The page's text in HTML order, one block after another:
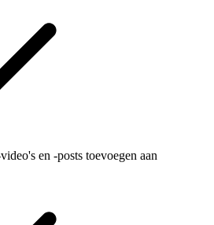
en -posts toevoegen aan